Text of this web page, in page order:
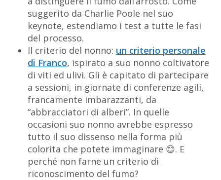
suggerito da Charlie Poole nel suo
keynote, estendiamo i test a tutte le fasi
del processo.
Il criterio del nonno: un criterio personale
di Franco, ispirato a suo nonno coltivatore
di viti ed ulivi. Gli è capitato di partecipare
a sessioni, in giornate di conferenze agili,
francamente imbarazzanti, da
“abbracciatori di alberi”. In quelle
occasioni suo nonno avrebbe espresso
tutto il suo dissenso nella forma più
colorita che potete immaginare 😊. E
perché non farne un criterio di
riconoscimento del fumo?